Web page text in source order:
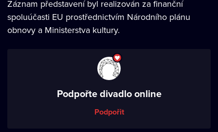
Záznam představení byl realizován za finanční
spoluúčasti EU prostřednictvím Národního plánu
obnovy a Ministerstva kultury.
Podpořte divadlo online
Podpořit